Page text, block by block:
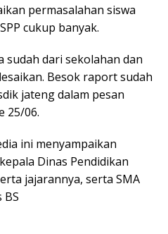
permasalahan siswa
cukup banyak.
sudah dari sekolahan dan
Besok raport sudah
jateng dalam pesan
25/06.
ini menyampaikan
Dinas Pendidikan
jajarannya, serta SMA
BS